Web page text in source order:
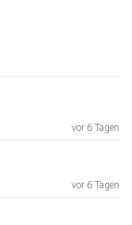
vor 6 Tagen
vor 6 Tagen